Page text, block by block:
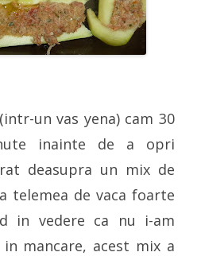
un vas yena) cam 30
inainte de a opri
deasupra un mix de
telemea de vaca foarte
in vedere ca nu i-am
mancare, acest mix a